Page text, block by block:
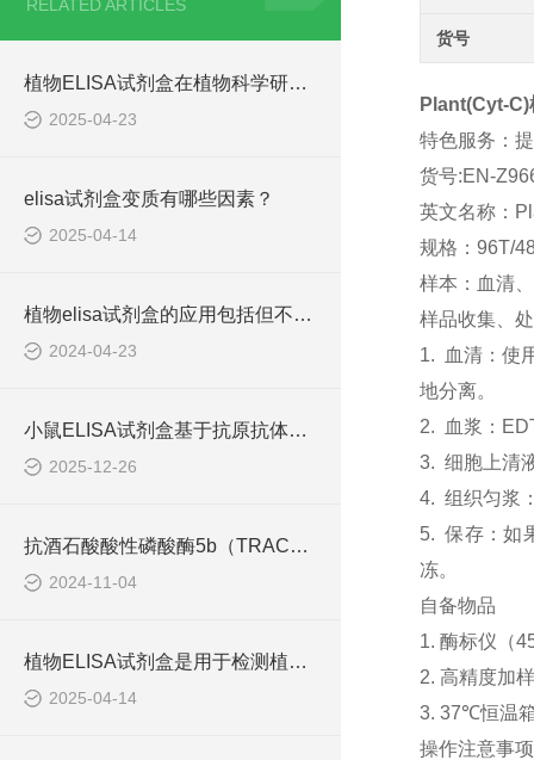
RELATED ARTICLES
植物ELISA试剂盒在植物科学研究中发挥着重要作用
2025-04-23
elisa试剂盒变质有哪些因素？
2025-04-14
植物elisa试剂盒的应用包括但不限于以下几个方面
2024-04-23
小鼠ELISA试剂盒基于抗原抗体特异性结合原理
2025-12-26
抗酒石酸酸性磷酸酶5b（TRACP-5b） ELISA检测试剂盒工作原理
2024-11-04
植物ELISA试剂盒是用于检测植物体内各种生物分子含量的实验工具
2025-04-14
货号
Plant(Cyt-
特色服务：
货号:EN-
英文名称：
规格：96T/
样本：血清
样品收集、
1. 血清：使
地分离。
2. 血浆：
3. 细胞上清
4. 组织匀浆
5. 保存：如
冻。
自备物品
1. 酶标仪（
2. 高精度加
3. 37℃恒温
操作注意事项